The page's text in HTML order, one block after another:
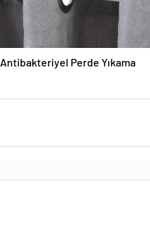
Antibakteriyel Perde Yıkama